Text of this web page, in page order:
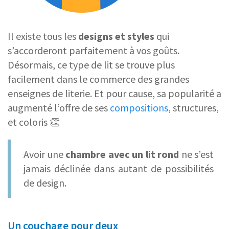
Il existe tous les designs et styles qui
s’accorderont parfaitement à vos goûts.
Désormais, ce type de lit se trouve plus
facilement dans le commerce des grandes
enseignes de literie. Et pour cause, sa popularité a
augmenté l’offre de ses compositions, structures,
et coloris 👏
Avoir une chambre avec un lit rond ne s’est
jamais déclinée dans autant de possibilités
de design.
Un couchage pour deux